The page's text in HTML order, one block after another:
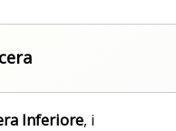
Inferiore, i